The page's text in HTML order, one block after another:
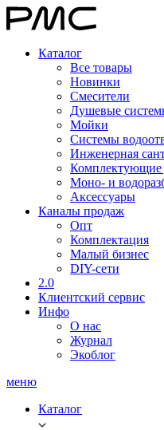
Каталог
Все товары
Новинки
Смесители
Душевые
Мойки
Системы
Инженерная
Комплектующие
Моно- и
Аксессуары
Каналы продаж
Опт
Комплектация
Малый бизнес
DIY-сети
2.0
Клиентский сервис
Инфо
О нас
Журнал
Экоблог
меню
Каталог